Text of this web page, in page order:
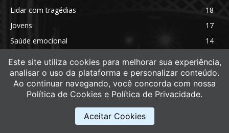
Lidar com tragédias
18
Jovens
17
Saúde emocional
14
Este site utiliza cookies para melhorar sua experiência,
analisar o uso da plataforma e personalizar conteúdo.
Ao continuar navegando, você concorda com nossa
Política de Cookies e Política de Privacidade.
Aceitar Cookies